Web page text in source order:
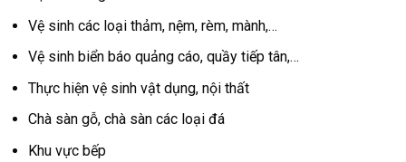
Vệ sinh các loại thảm, nệm, rèm, mành,…
Vệ sinh biển báo quảng cáo, quầy tiếp tân,…
Thực hiện vệ sinh vật dụng, nội thất
Chà sàn gỗ, chà sàn các loại đá
Khu vực bếp